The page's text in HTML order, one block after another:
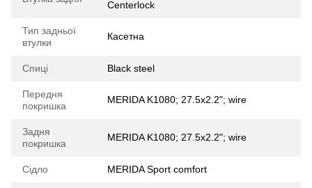
Centerlock
Тип задньої
втулки
Касетна
Спиці Black steel
Передня
покришка
MERIDA K1080; 27.5x2.2"; wire
Задня
покришка
MERIDA K1080; 27.5x2.2"; wire
Сідло MERIDA Sport comfort